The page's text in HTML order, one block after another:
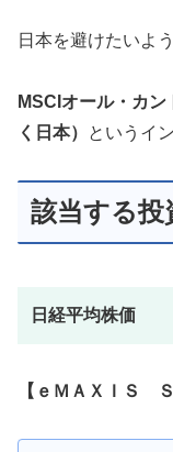
日本を避けたいよ
MSCIオール・カ
く日本）
というイ
該当する投
日経平均株価
【ｅＭＡＸＩＳ